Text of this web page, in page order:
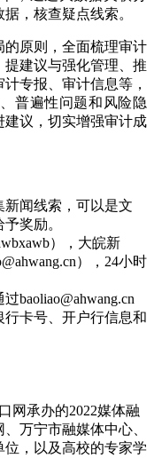
，核查疑点线索。
原则，全面梳理审计
建议与强化管理、推
专报、审计信息等，
普遍性问题和风险隐
议，切实增强审计成
闻线索，可以是文
奖励。
），大皖新
），24小时
过baoliao@ahwang.cn
卡号、开户行信息和
网承办的2022媒体融
万宁市融媒体中心、
，以及高校的专家学